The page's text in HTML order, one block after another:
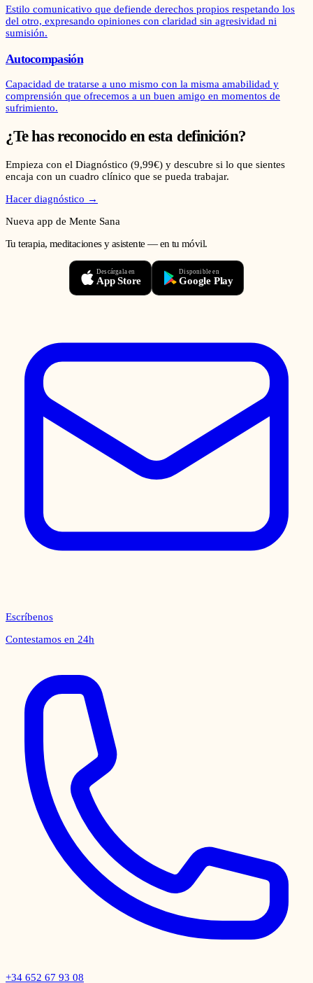
Estilo comunicativo que defiende derechos propios respetando los
del otro, expresando opiniones con claridad sin agresividad ni
sumisión.
Autocompasión
Capacidad de tratarse a uno mismo con la misma amabilidad y
comprensión que ofrecemos a un buen amigo en momentos de
sufrimiento.
¿Te has reconocido en esta definición?
Empieza con el Diagnóstico (9,99€) y descubre si lo que sientes
encaja con un cuadro clínico que se pueda trabajar.
Hacer diagnóstico →
Nueva app de Mente Sana
Tu terapia, meditaciones y asistente — en tu móvil.
Descárgala en
App Store
Disponible en
Google Play
Escríbenos
Contestamos en 24h
+34 652 67 93 08